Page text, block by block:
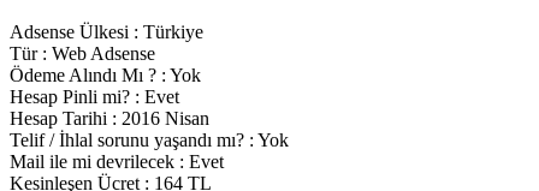
Adsense Ülkesi : Türkiye
Tür : Web Adsense
Ödeme Alındı Mı ? : Yok
Hesap Pinli mi? : Evet
Hesap Tarihi : 2016 Nisan
Telif / İhlal sorunu yaşandı mı? : Yok
Mail ile mi devrilecek : Evet
Kesinleşen Ücret : 164 TL